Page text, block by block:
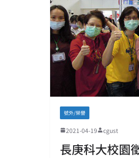
號外/榮譽
2021-04-19 cgust
長庚科大校園